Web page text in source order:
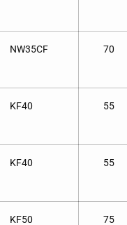
NW35CF 70
KF40 55
KF40 55
KF50 75